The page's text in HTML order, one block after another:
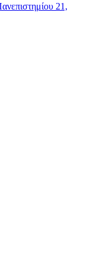
21,